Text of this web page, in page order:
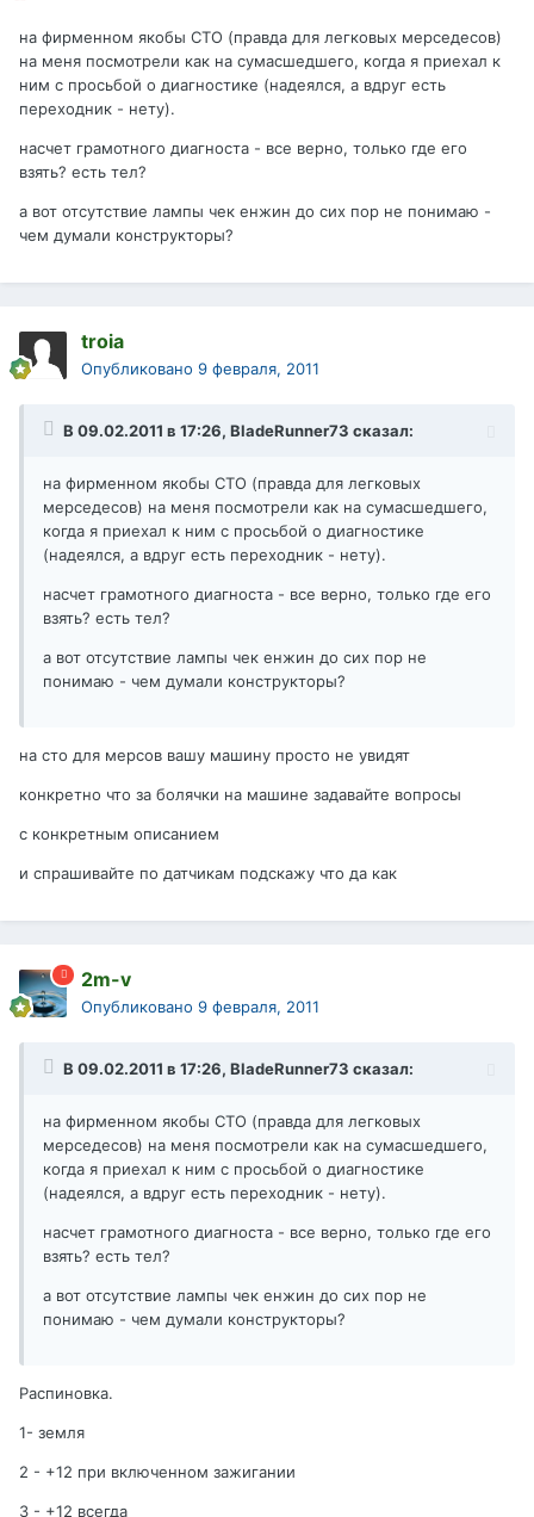
на фирменном якобы СТО (правда для легковых мерседесов)
на меня посмотрели как на сумасшедшего, когда я приехал к
ним с просьбой о диагностике (надеялся, а вдруг есть
переходник - нету).
насчет грамотного диагноста - все верно, только где его
взять? есть тел?
а вот отсутствие лампы чек енжин до сих пор не понимаю -
чем думали конструкторы?
troia
Опубликовано 9 февраля, 2011
В 09.02.2011 в 17:26, BladeRunner73 сказал:
на фирменном якобы СТО (правда для легковых
мерседесов) на меня посмотрели как на сумасшедшего,
когда я приехал к ним с просьбой о диагностике
(надеялся, а вдруг есть переходник - нету).
насчет грамотного диагноста - все верно, только где его
взять? есть тел?
а вот отсутствие лампы чек енжин до сих пор не
понимаю - чем думали конструкторы?
на сто для мерсов вашу машину просто не увидят
конкретно что за болячки на машине задавайте вопросы
с конкретным описанием
и спрашивайте по датчикам подскажу что да как
2m-v
Опубликовано 9 февраля, 2011
В 09.02.2011 в 17:26, BladeRunner73 сказал:
на фирменном якобы СТО (правда для легковых
мерседесов) на меня посмотрели как на сумасшедшего,
когда я приехал к ним с просьбой о диагностике
(надеялся, а вдруг есть переходник - нету).
насчет грамотного диагноста - все верно, только где его
взять? есть тел?
а вот отсутствие лампы чек енжин до сих пор не
понимаю - чем думали конструкторы?
Распиновка.
1- земля
2 - +12 при включенном зажигании
3 - +12 всегда